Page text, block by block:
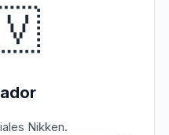
Nikken.